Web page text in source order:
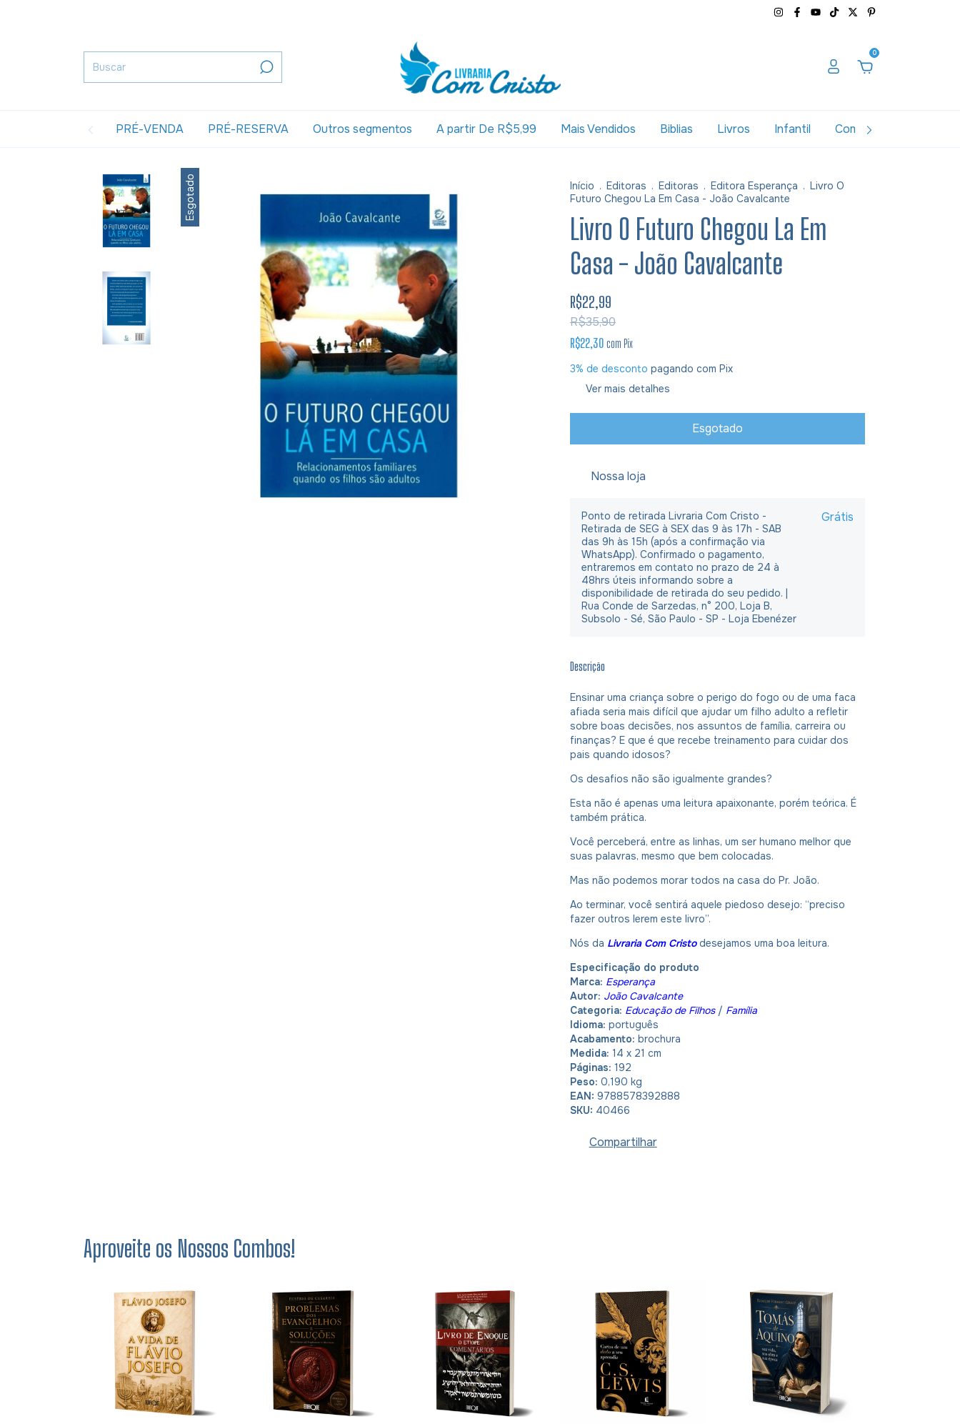
0
PRÉ-VENDA PRÉ-RESERVA Outros segmentos A partir De R$5,99 Mais Vendidos Biblias Livros Infantil Combos
Esgotado Início . Editoras . Editoras . Editora Esperança . Livro O
Futuro Chegou La Em Casa - João Cavalcante
Livro O Futuro Chegou La Em
Casa - João Cavalcante
R$22,99
R$35,90
R$22,30 com Pix
3% de desconto pagando com Pix
Ver mais detalhes
Nossa loja
Ponto de retirada Livraria Com Cristo -
Retirada de SEG à SEX das 9 às 17h - SAB
das 9h às 15h (após a confirmação via
WhatsApp). Confirmado o pagamento,
entraremos em contato no prazo de 24 à
48hrs úteis informando sobre a
disponibilidade de retirada do seu pedido. |
Rua Conde de Sarzedas, n° 200, Loja B,
Subsolo - Sé, São Paulo - SP - Loja Ebenézer
Grátis
Descrição
Ensinar uma criança sobre o perigo do fogo ou de uma faca
afiada seria mais difícil que ajudar um filho adulto a refletir
sobre boas decisões, nos assuntos de família, carreira ou
finanças? E que é que recebe treinamento para cuidar dos
pais quando idosos?
Os desafios não são igualmente grandes?
Esta não é apenas uma leitura apaixonante, porém teórica. É
também prática.
Você perceberá, entre as linhas, um ser humano melhor que
suas palavras, mesmo que bem colocadas.
Mas não podemos morar todos na casa do Pr. João.
Ao terminar, você sentirá aquele piedoso desejo: “preciso
fazer outros lerem este livro”.
Nós da Livraria Com Cristodesejamos uma boa leitura.
Especificação do produto
Marca: Esperança
Autor: João Cavalcante
Categoria: Educação de Filhos/ Família
Idioma: português
Acabamento: brochura
Medida: 14 x 21 cm
Páginas: 192
Peso: 0,190 kg
EAN: 9788578392888
SKU: 40466
Compartilhar
Aproveite os Nossos Combos!